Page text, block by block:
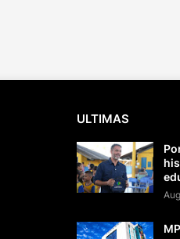
ULTIMAS